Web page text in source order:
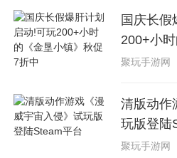
国庆长假
200+小
中
聚玩手游网
清版动作
玩版登陆
聚玩手游网